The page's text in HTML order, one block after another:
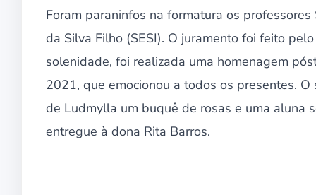
Foram paraninfos na formatura os
da Silva Filho (SESI). O juramento foi feito
solenidade, foi realizada uma homenagem
2021, que emocionou a todos os presentes.
de Ludmylla um buquê de rosas e uma aluna
entregue à dona Rita Barros.